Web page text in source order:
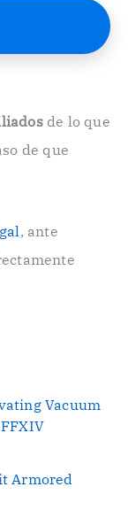
de lo que
de que
, ante
Vacuum
Armored